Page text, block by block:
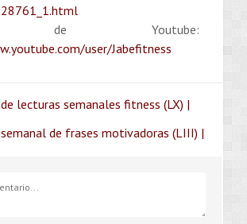
de Youtube:
user/Jabefitness
lecturas semanales fitness (LX) |
de frases motivadoras (LIII) |